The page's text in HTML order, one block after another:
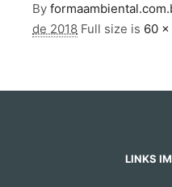
By
de 2018 Full size is 60
LINKS